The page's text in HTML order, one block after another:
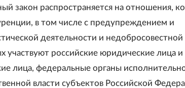
закон распространяется на отношения,
в том числе с предупреждением и
деятельности и недобросовестной
участвуют российские юридические лица и
лица, федеральные органы
власти субъектов Российской